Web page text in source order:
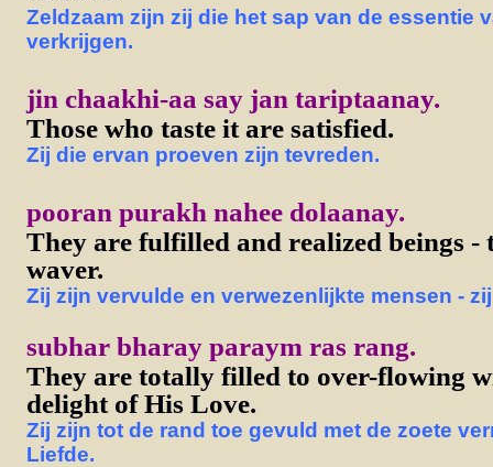
Zeldzaam zijn zij die het sap van de essentie
verkrijgen.
jin chaakhi-aa say jan tariptaanay.
Those who taste it are satisfied.
Zij die ervan proeven zijn tevreden.
pooran purakh nahee dolaanay.
They are fulfilled and realized beings -
waver.
Zij zijn vervulde en verwezenlijkte mensen -
subhar bharay paraym ras rang.
They are totally filled to over-flowing
delight of His Love.
Zij zijn tot de rand toe gevuld met de zoete
Liefde.